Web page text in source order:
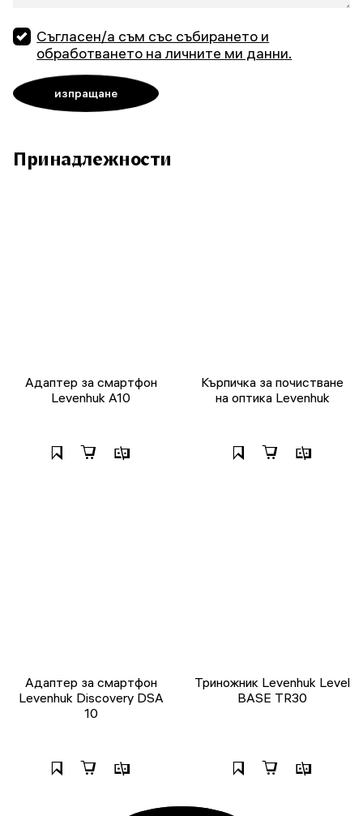
Съгласен/а съм със събирането и
обработването на личните ми данни.
Принадлежности
Адаптер за смартфон
Levenhuk A10
Кърпичка за почистване
на оптика Levenhuk
Адаптер за смартфон
Levenhuk Discovery DSA
10
Триножник Levenhuk Level
BASE TR30